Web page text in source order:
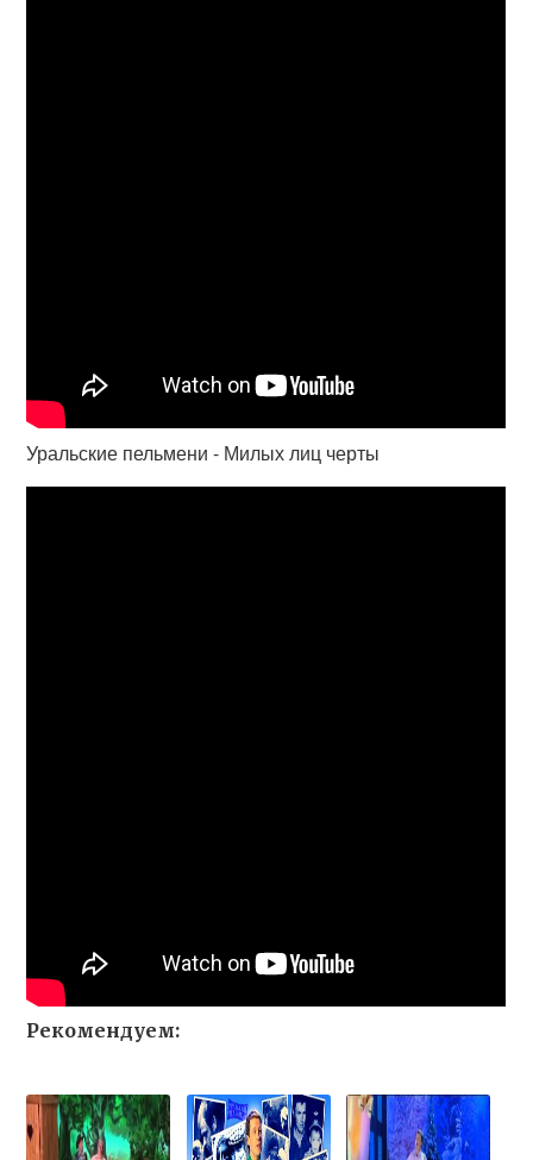
Уральские пельмени - Милых лиц черты
Рекомендуем: